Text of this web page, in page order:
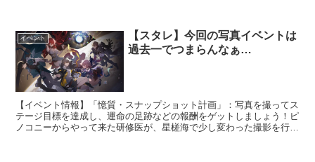
イベント
【スタレ】今回の写真イベントは
過去一でつまらんなぁ…
【イベント情報】「憶質・スナップショット計画」：写真を撮ってス
テージ目標を達成し、運命の足跡などの報酬をゲットしましょう！ピ
ノコニーからやって来た研修医が、星槎海で少し変わった撮影を行う